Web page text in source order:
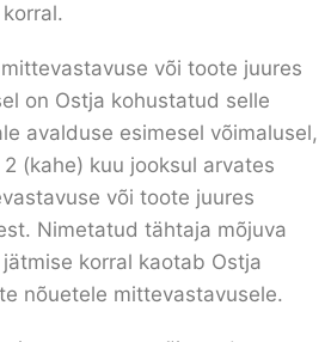
või toote juures
on Ostja kohustatud selle
avalduse esimesel võimalusel,
(kahe) kuu jooksul arvates
või toote juures
Nimetatud tähtaja mõjuva
korral kaotab Ostja
nõuetele mittevastavusele.